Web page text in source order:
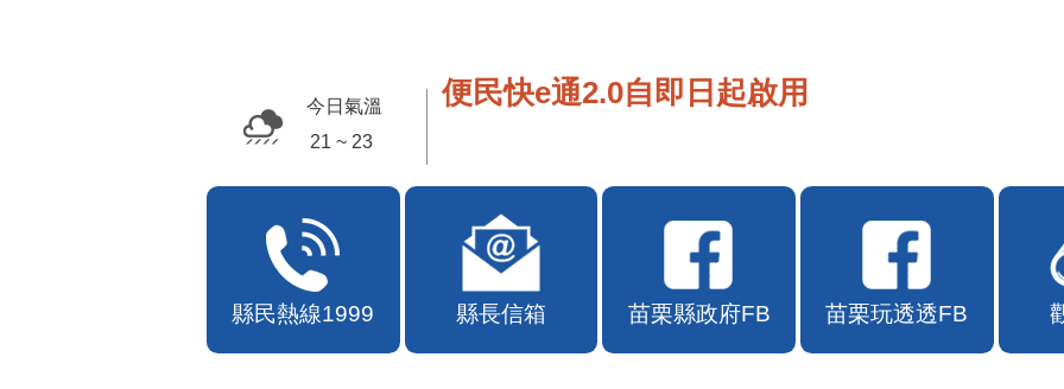
便民快e通2.0自即日起啟用
今日氣溫
21 ~ 23
縣民熱線1999 縣長信箱 苗栗縣政府FB 苗栗玩透透FB